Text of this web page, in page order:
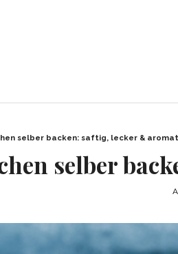
selber backen: saftig, lecker &
selber